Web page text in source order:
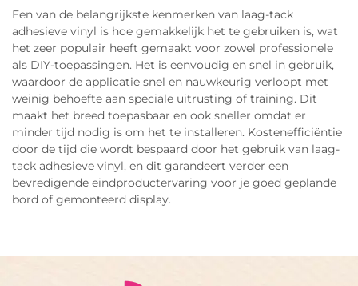
Een van de belangrijkste kenmerken van laag-tack
adhesieve vinyl is hoe gemakkelijk het te gebruiken is, wat
het zeer populair heeft gemaakt voor zowel professionele
als DIY-toepassingen. Het is eenvoudig en snel in gebruik,
waardoor de applicatie snel en nauwkeurig verloopt met
weinig behoefte aan speciale uitrusting of training. Dit
maakt het breed toepasbaar en ook sneller omdat er
minder tijd nodig is om het te installeren. Kostenefficiëntie
door de tijd die wordt bespaard door het gebruik van laag-
tack adhesieve vinyl, en dit garandeert verder een
bevredigende eindproductervaring voor je goed geplande
bord of gemonteerd display.